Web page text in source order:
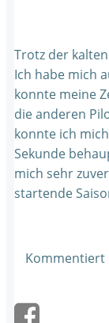
Trotz der
Ich habe mich
konnte meine
die anderen
konnte ich
Sekunde
mich sehr
startende
Kommentiert